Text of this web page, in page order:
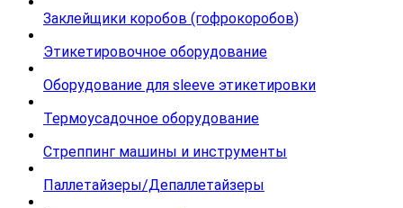
Заклейщики коробов (гофрокоробов)
Этикетировочное оборудование
Оборудование для sleeve этикетировки
Термоусадочное оборудование
Стреппинг машины и инструменты
Паллетайзеры/Депаллетайзеры